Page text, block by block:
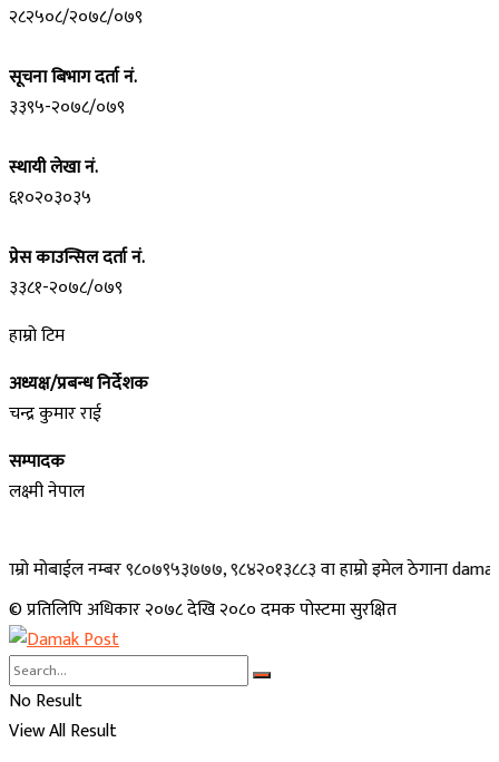
२८२५०८/२०७८/०७९
सूचना बिभाग दर्ता नं.
३३९५-२०७८/०७९
स्थायी लेखा नं.
६१०२०३०३५
प्रेस काउन्सिल दर्ता नं.
३३८१-२०७८/०७९
हाम्रो टिम
अध्यक्ष/प्रबन्ध निर्देशक
चन्द्र कुमार राई
सम्पादक
लक्ष्मी नेपाल
नम्बर ९८०७९५३७७७, ९८४२०१३८८३ वा हाम्रो इमेल ठेगाना
© प्रतिलिपि अधिकार २०७८ देखि २०८० दमक पोस्टमा सुरक्षित
No Result
View All Result